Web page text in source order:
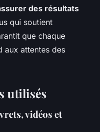
des résultats
qui soutient
que chaque
aux attentes des
utilisés
vidéos et